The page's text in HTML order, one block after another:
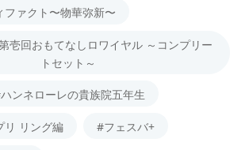
ァクト〜物華弥新〜
壱回おもてなしロワイヤル ～コンプリー
トセット～
ンネローレの貴族院五年生
リ リング編 #フェスバ+